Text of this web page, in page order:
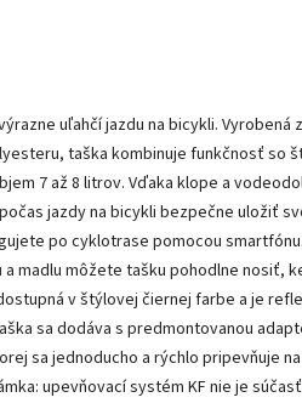
uľahčí jazdu na bicykli. Vyrobená z
taška kombinuje funkčnosť so
7 až 8 litrov. Vďaka klope a
jazdy na bicykli bezpečne uložiť
po cyklotrase pomocou
madlu môžete tašku pohodlne nosiť,
v štýlovej čiernej farbe a je
sa dodáva s predmontovanou
sa jednoducho a rýchlo pripevňuje
upevňovací systém KF nie je